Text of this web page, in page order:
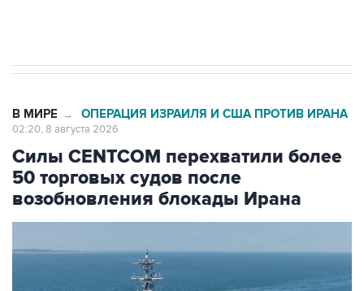
В МИРЕ → ОПЕРАЦИЯ ИЗРАИЛЯ И США ПРОТИВ ИРАНА
02:20, 8 августа 2026
Силы CENTCOM перехватили более
50 торговых судов после
возобновления блокады Ирана